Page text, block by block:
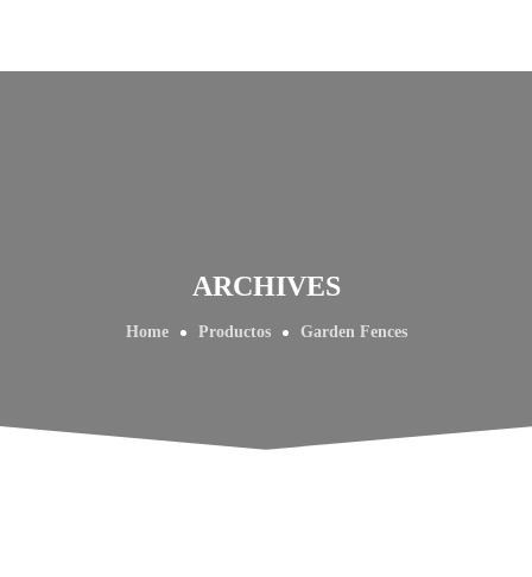
ARCHIVES
Home Productos Garden Fences